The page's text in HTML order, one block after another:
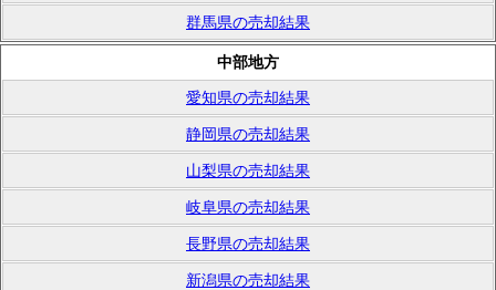
群馬県の売却結果
中部地方
愛知県の売却結果
静岡県の売却結果
山梨県の売却結果
岐阜県の売却結果
長野県の売却結果
新潟県の売却結果